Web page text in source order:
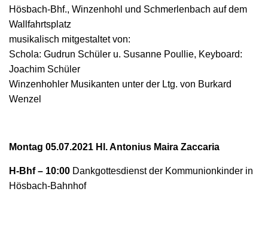
Hösbach-Bhf., Winzenhohl und Schmerlenbach auf dem
Wallfahrtsplatz
musikalisch mitgestaltet von:
Schola: Gudrun Schüler u. Susanne Poullie, Keyboard:
Joachim Schüler
Winzenhohler Musikanten unter der Ltg. von Burkard
Wenzel
Montag 05.07.2021 Hl. Antonius Maira Zaccaria
H-Bhf – 10:00 Dankgottesdienst der Kommunionkinder in
Hösbach-Bahnhof